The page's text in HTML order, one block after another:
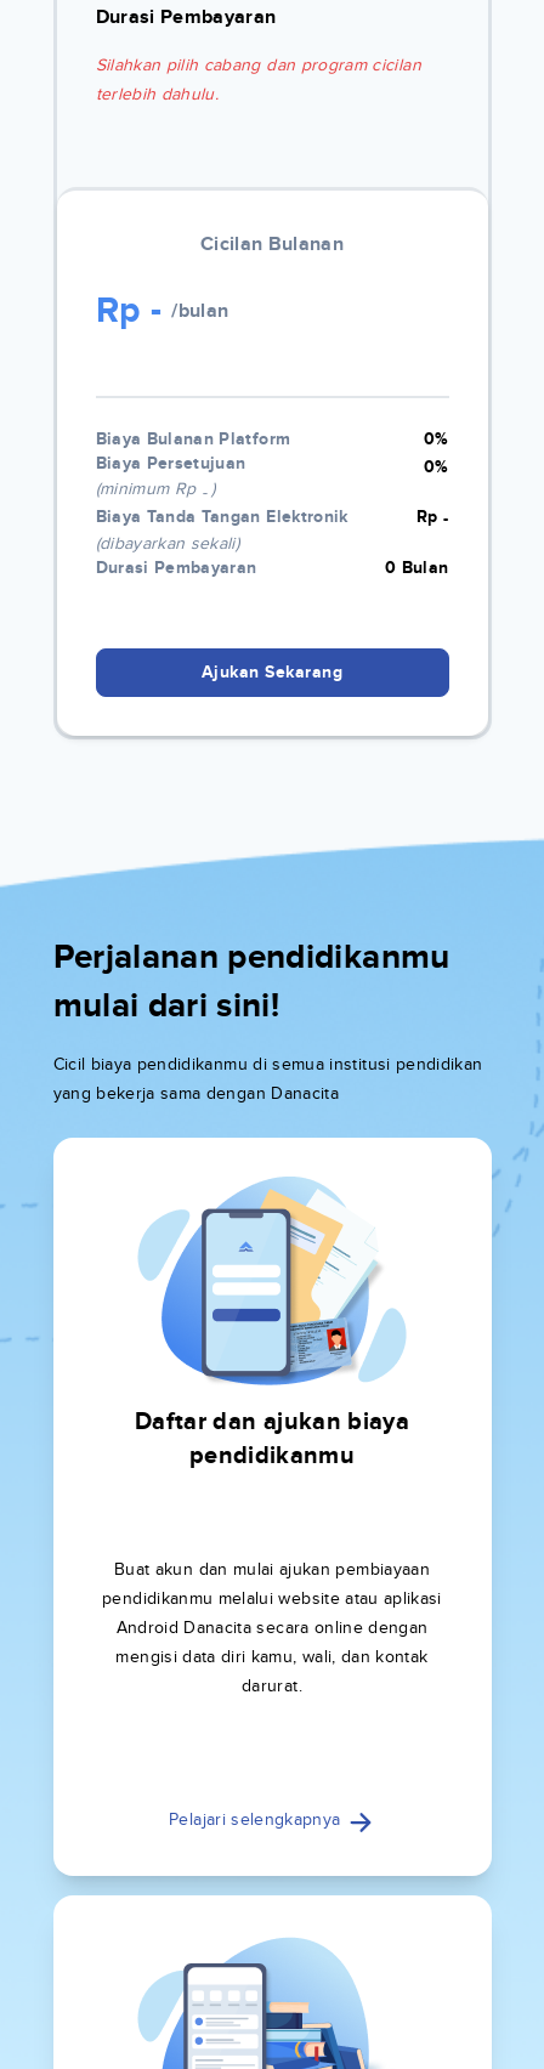
Durasi Pembayaran
Silahkan pilih cabang dan program cicilan
terlebih dahulu.
Cicilan Bulanan
Rp - /bulan
Biaya Bulanan Platform
0%
Biaya Persetujuan
(minimum Rp -)
0%
Biaya Tanda Tangan Elektronik
(dibayarkan sekali)
Rp-
Durasi Pembayaran 0 Bulan
Ajukan Sekarang
Perjalanan pendidikanmu
mulai dari sini!
Cicil biaya pendidikanmu di semua institusi pendidikan
yang bekerja sama dengan Danacita
Daftar dan ajukan biaya
pendidikanmu
Buat akun dan mulai ajukan pembiayaan
pendidikanmu melalui website atau aplikasi
Android Danacita secara online dengan
mengisi data diri kamu, wali, dan kontak
darurat.
Pelajari selengkapnya